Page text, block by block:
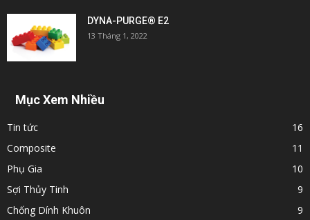
DYNA-PURGE® E2
13 Tháng 1, 2022
Mục Xem Nhiều
Tin tức
16
Composite
11
Phụ Gia
10
Sợi Thủy Tinh
9
Chống Dính Khuôn
9